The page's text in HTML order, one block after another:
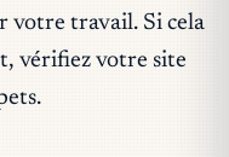
votre travail. Si cela
vérifiez votre site